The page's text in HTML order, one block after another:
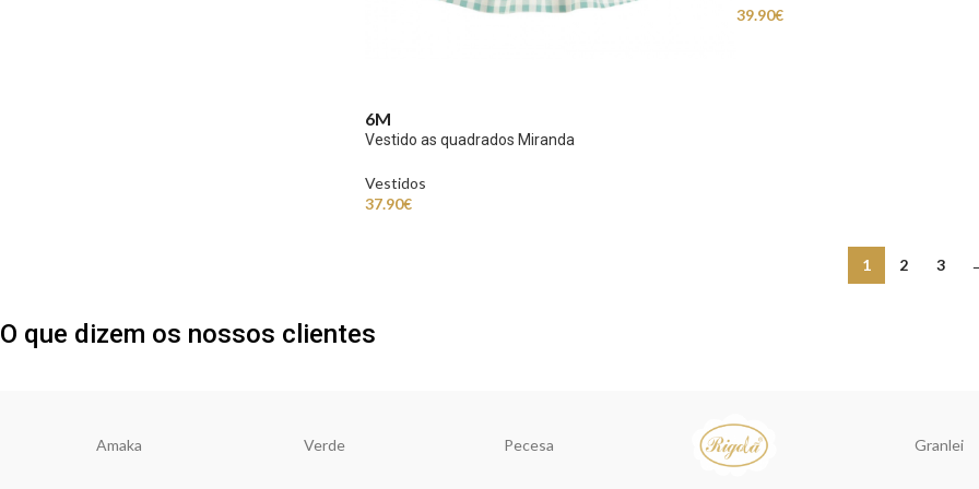
39.90€
6M
Vestido as quadrados Miranda
Vestidos
37.90€
1 2 3
O que dizem os nossos clientes
Amaka Verde Pecesa Granlei